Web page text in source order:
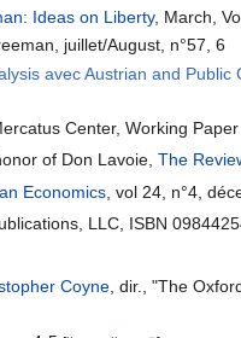
Ideas on Liberty, March,
juillet/August, n°57, 6
avec Austrian and Public
Center, Working
of Don Lavoie,The
Economics , vol 24, n°4,
LLC, ISBN
Coyne, dir., "The